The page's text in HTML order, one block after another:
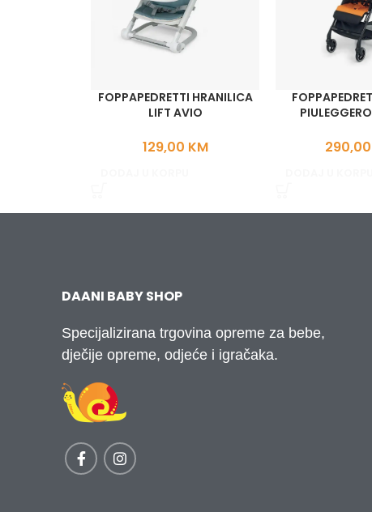
FOPPAPEDRETTI HRANILICA
LIFT AVIO
129,00 KM 290,00
DAANI BABY SHOP
Specijalizirana trgovina opreme za bebe,
dječije opreme, odjeće i igračaka.